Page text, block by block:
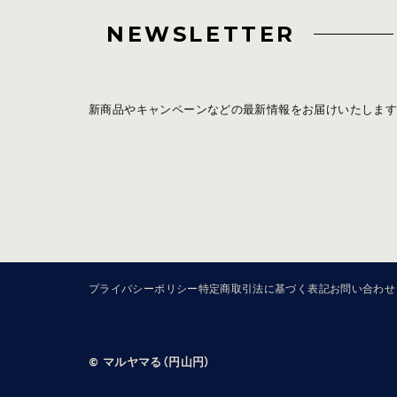
NEWSLETTER
新商品やキャンペーンなどの最新情報をお届けいたします
プライバシーポリシー特定商取引法に基づく表記お問い合わせ
©︎ マルヤマる（円山円）